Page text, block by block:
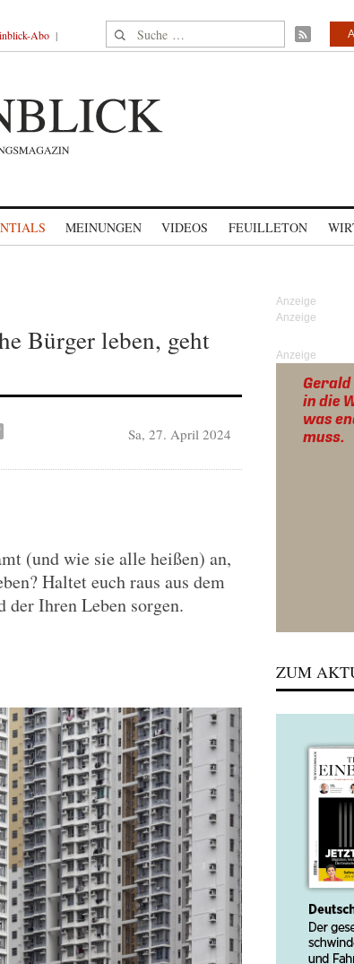
Abo Suche nach:
MEINUNGEN VIDEOS FEUILLETON
Bürger leben, geht
Sa, 27. April 2024
(und wie sie alle heißen) an,
Haltet euch raus aus dem
Ihren Leben sorgen.
Anzeige
ZUM